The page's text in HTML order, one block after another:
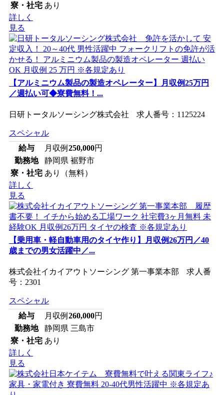
寮・社宅 あり
詳しく
見る
【アルミニウム製品の製造オペレーター】月収例25万円
／週払い可◆寮費無料！...
日研トータルソーシング株式会社 求人番号：1125224
スペシャル
給与
月収例 250,000円
勤務地
静岡県 裾野市
寮・社宅 あり（無料）
詳しく
見る
【乗用車・軽自動車用のタイヤ作り】月収例26万円／40
歳までの男女活躍中／...
株式会社イカイアウトソーシング 第一事業本部 求人番
号：2301
スペシャル
給与
月収例 260,000円
勤務地
静岡県 三島市
寮・社宅 あり
詳しく
見る